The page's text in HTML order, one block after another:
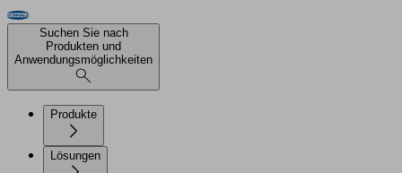
Suchen Sie nach
Produkten und
Anwendungsmöglichkeiten
Produkte
Lösungen